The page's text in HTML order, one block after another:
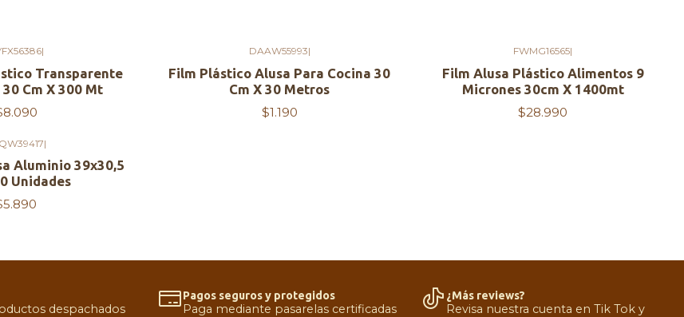
|
Transparente
Cm X 300 Mt
DAAW55993|
Film Plástico Alusa Para Cocina 30
Cm X 30 Metros
$1.190
FWMG16565|
Film Alusa Plástico Alimentos 9
Micrones 30cm X 1400mt
$28.990
|
Aluminio 39x30,5
Unidades
despachados
Pagos seguros y protegidos
Paga mediante pasarelas certificadas
¿Más reviews?
Revisa nuestra cuenta en Tik Tok y